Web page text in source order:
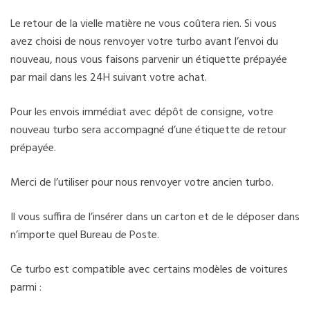
Le retour de la vielle matière ne vous coûtera rien. Si vous
avez choisi de nous renvoyer votre turbo avant l’envoi du
nouveau, nous vous faisons parvenir un étiquette prépayée
par mail dans les 24H suivant votre achat.
Pour les envois immédiat avec dépôt de consigne, votre
nouveau turbo sera accompagné d’une étiquette de retour
prépayée.
Merci de l’utiliser pour nous renvoyer votre ancien turbo.
Il vous suffira de l’insérer dans un carton et de le déposer dans
n’importe quel Bureau de Poste.
Ce turbo est compatible avec certains modèles de voitures
parmi :